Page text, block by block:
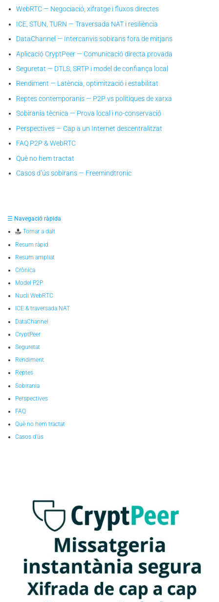
WebRTC — Negociació, xifratge i fluxos directes
ICE, STUN, TURN — Traversada NAT i resiliència
DataChannel — Intercanvis sobirans fora de mitjans
Aplicació CryptPeer — Comunicació directa provada
Seguretat — DTLS, SRTP i model de confiança local
Rendiment — Latència, optimització i estabilitat
Reptes contemporanis — P2P vs polítiques de xarxa
Sobirania tècnica — Prova local i no-conservació
Perspectives — Cap a un Internet descentralitzat
FAQ P2P & WebRTC
Què no hem tractat
Casos d’ús sobirans — Freemindtronic
☰ Navegació ràpida
Tornar a dalt
Resum ràpid
Resum ampliat
Crònica
Model P2P
Nucli WebRTC
ICE & traversada NAT
DataChannel
CryptPeer
Seguretat
Rendiment
Reptes
Sobirania
Perspectives
FAQ
Què no hem tractat
Casos d’ús